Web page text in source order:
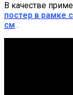
В качестве
постер в рамке
см .